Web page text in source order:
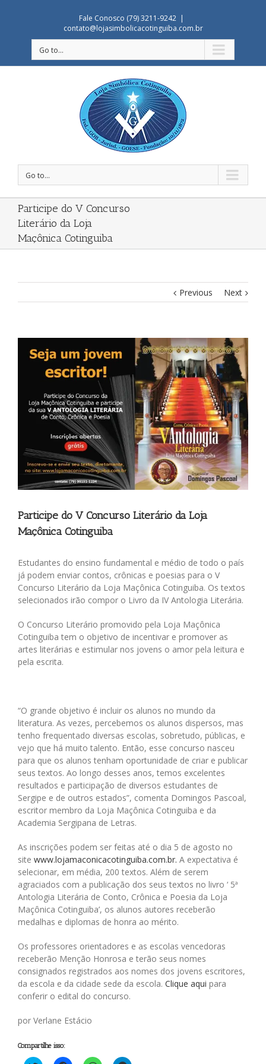
Fale Conosco (79) 3211-9242 |
contato@lojasimbolicacotinguiba.com.br
Go to...
Go to...
Participe do V Concurso
Literário da Loja
Maçônica Cotinguiba
Previous Next
Larger
Participe do V Concurso Literário da Loja
Maçônica Cotinguiba
Estudantes do ensino fundamental e médio de todo o país
já podem enviar contos, crônicas e poesias para o V
Concurso Literário da Loja Maçônica Cotinguiba. Os textos
selecionados irão compor o Livro da IV Antologia Literária.
O Concurso Literário promovido pela Loja Maçônica
Cotinguiba tem o objetivo de incentivar e promover as
artes literárias e estimular nos jovens o amor pela leitura e
pela escrita.
“O grande objetivo é incluir os alunos no mundo da
literatura. As vezes, percebemos os alunos dispersos, mas
tenho frequentado diversas escolas, sobretudo, públicas, e
vejo que há muito talento. Então, esse concurso nasceu
para que os alunos tenham oportunidade de criar e publicar
seus textos. Ao longo desses anos, temos excelentes
resultados e participação de diversos estudantes de
Sergipe e de outros estados”, comenta Domingos Pascoal,
escritor membro da Loja Maçônica Cotinguiba e da
Academia Sergipana de Letras.
As inscrições podem ser feitas até o dia 5 de agosto no
site www.lojamaconicacotinguiba.com.br. A expectativa é
selecionar, em média, 200 textos. Além de serem
agraciados com a publicação dos seus textos no livro ‘ 5ª
Antologia Literária de Conto, Crônica e Poesia da Loja
Maçônica Cotinguiba’, os alunos autores receberão
medalhas e diplomas de honra ao mérito.
Os professores orientadores e as escolas vencedoras
receberão Menção Honrosa e terão seus nomes
consignados registrados aos nomes dos jovens escritores,
da escola e da cidade sede da escola. Clique aqui para
conferir o edital do concurso.
por Verlane Estácio
Compartilhe isso: